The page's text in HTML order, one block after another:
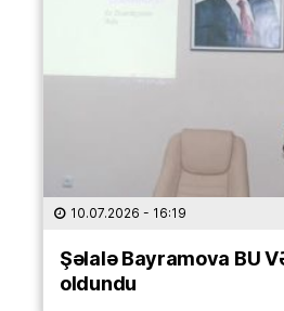
10.07.2026 - 16:19
Şəlalə Bayramova BU
oldundu